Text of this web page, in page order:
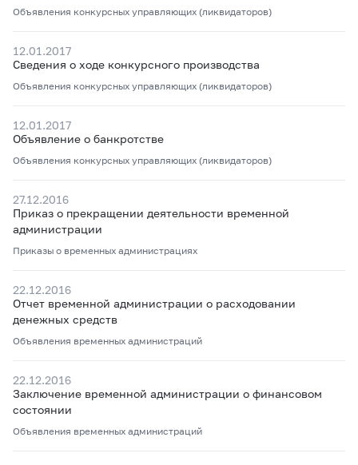
Объявления конкурсных управляющих (ликвидаторов)
12.01.2017
Сведения о ходе конкурсного производства
Объявления конкурсных управляющих (ликвидаторов)
12.01.2017
Объявление о банкротстве
Объявления конкурсных управляющих (ликвидаторов)
27.12.2016
Приказ о прекращении деятельности временной
администрации
Приказы о временных администрациях
22.12.2016
Отчет временной администрации о расходовании
денежных средств
Объявления временных администраций
22.12.2016
Заключение временной администрации о финансовом
состоянии
Объявления временных администраций